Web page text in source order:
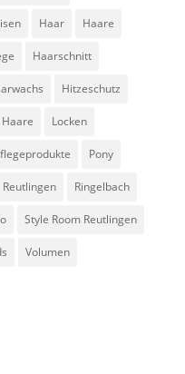
Haar Haare
Haarschnitt
Hitzeschutz
Locken
Pony
Reutlingen Ringelbach
Style Room Reutlingen
Volumen